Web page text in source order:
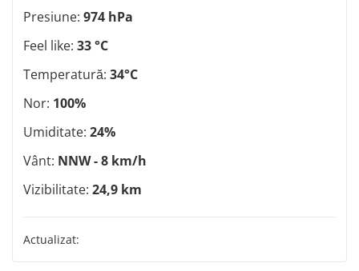
Presiune: 974 hPa
Feel like: 33 °C
Temperatură: 34°C
Nor: 100%
Umiditate: 24%
Vânt: NNW - 8 km/h
Vizibilitate: 24,9 km
Actualizat: